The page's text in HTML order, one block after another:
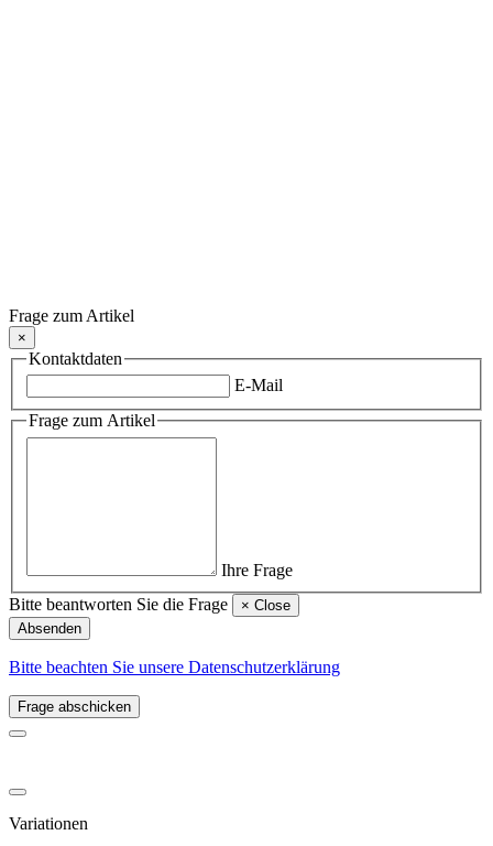
Frage zum Artikel
×
Kontaktdaten
E-Mail
Frage zum Artikel
Ihre Frage
Bitte beantworten Sie die Frage
× Close
Absenden
Bitte beachten Sie unsere Datenschutzerklärung
Frage abschicken
Variationen